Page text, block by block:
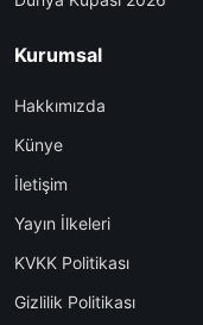
Kurumsal
Hakkımızda
Künye
İletişim
Yayın İlkeleri
KVKK Politikası
Gizlilik Politikası